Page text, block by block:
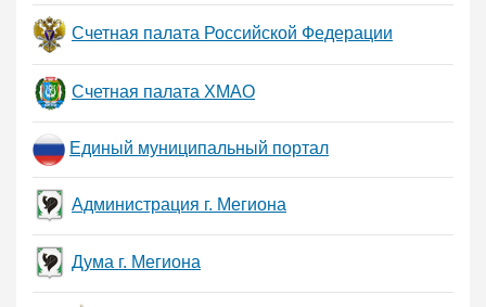
Счетная палата Российской Федерации
Счетная палата ХМАО
Единый муниципальный портал
Администрация г. Мегиона
Дума г. Мегиона